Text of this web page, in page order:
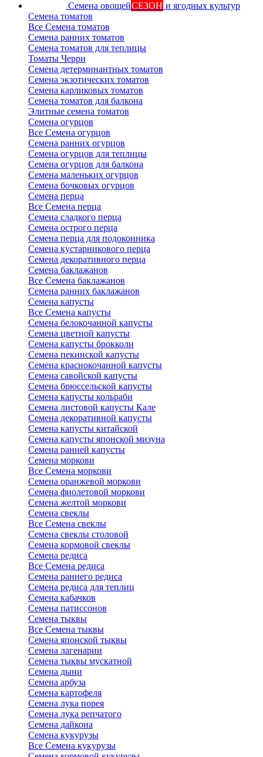
Семена овощейСЕЗОН и ягодных культур
Семена томатов
Все Семена томатов
Семена ранних томатов
Семена томатов для теплицы
Томаты Черри
Семена детерминантных томатов
Семена экзотических томатов
Семена карликовых томатов
Семена томатов для балкона
Элитные семена томатов
Семена огурцов
Все Семена огурцов
Семена ранних огурцов
Семена огурцов для теплицы
Семена огурцов для балкона
Семена маленьких огурцов
Семена бочковых огурцов
Семена перца
Все Семена перца
Семена сладкого перца
Семена острого перца
Семена перца для подоконника
Семена кустарникового перца
Семена декоративного перца
Семена баклажанов
Все Семена баклажанов
Семена ранних баклажанов
Семена капусты
Все Семена капусты
Семена белокочанной капусты
Семена цветной капусты
Семена капусты брокколи
Семена пекинской капусты
Семена краснокочанной капусты
Семена савойской капусты
Семена брюссельской капусты
Семена капусты кольраби
Семена листовой капусты Кале
Семена декоративной капусты
Семена капусты китайской
Семена капусты японской мизуна
Семена ранней капусты
Семена моркови
Все Семена моркови
Семена оранжевой моркови
Семена фиолетовой моркови
Семена желтой моркови
Семена свеклы
Все Семена свеклы
Семена свеклы столовой
Семена кормовой свеклы
Семена редиса
Все Семена редиса
Семена раннего редиса
Семена редиса для теплиц
Семена кабачков
Семена патиссонов
Семена тыквы
Все Семена тыквы
Семена японской тыквы
Семена лагенарии
Семена тыквы мускатной
Семена дыни
Семена арбуза
Семена картофеля
Семена лука порея
Семена лука репчатого
Семена дайкона
Семена кукурузы
Все Семена кукурузы